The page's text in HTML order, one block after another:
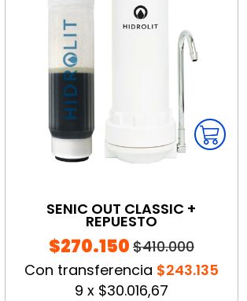
SENIC OUT CLASSIC +
REPUESTO
$270.150$410.000
Con transferencia $243.135
9 x $30.016,67